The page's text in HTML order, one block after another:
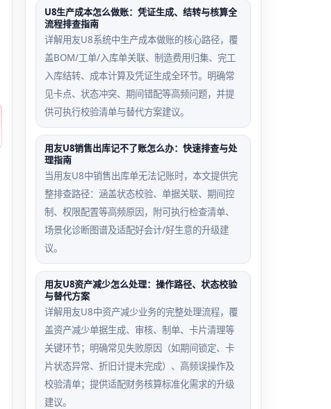
U8生产成本怎么做账：凭证生成、结转与核算全
流程排查指南
详解用友U8系统中生产成本做账的核心路径，覆
盖BOM/工单/入库单关联、制造费用归集、完工
入库结转、成本计算及凭证生成全环节。明确常
见卡点、状态冲突、期间错配等高频问题，并提
供可执行校验清单与替代方案建议。
用友U8销售出库记不了账怎么办：快速排查与处
理指南
当用友U8中销售出库单无法记账时，本文提供完
整排查路径：涵盖状态校验、单据关联、期间控
制、权限配置等高频原因，附可执行检查清单、
场景化诊断图谱及适配好会计/好生意的升级建
议。
用友U8资产减少怎么处理：操作路径、状态校验
与替代方案
详解用友U8中资产减少业务的完整处理流程，覆
盖资产减少单据生成、审核、制单、卡片清理等
关键环节；明确常见失败原因（如期间锁定、卡
片状态异常、折旧计提未完成）、高频误操作及
校验清单；提供适配财务核算标准化需求的升级
建议。